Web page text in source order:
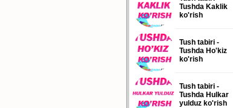
Tushda Kaklik
ko'rish
Tush tabiri -
Tushda Ho'kiz
ko'rish
Tush tabiri -
Tushda Hulkar
yulduz ko'rish